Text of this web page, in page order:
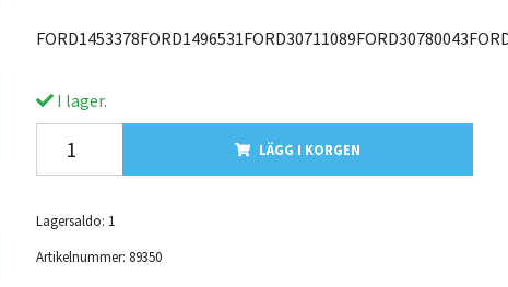
I lager.
LÄGG I KORGEN
Lagersaldo: 1
Artikelnummer: 89350